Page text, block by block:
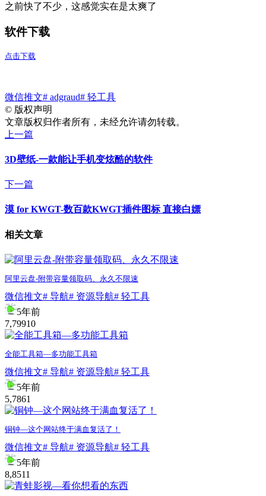
之前快了不少，这感觉实在是太爽了
软件下载
点击下载
微信推文# adgraud# 轻工具
© 版权声明
文章版权归作者所有，未经允许请勿转载。
上一篇
3D壁纸-一款能让手机变炫酷的软件
下一篇
漠 for KWGT-数百款KWGT插件图标 直接白嫖
相关文章
阿里云盘-附带容量领取码、永久不限速
微信推文# 导航# 资源导航# 轻工具
5年前
7,79910
全能工具箱—多功能工具箱
微信推文# 导航# 资源导航# 轻工具
5年前
5,7861
铜钟—这个网站终于满血复活了！
微信推文# 导航# 资源导航# 轻工具
5年前
8,8511